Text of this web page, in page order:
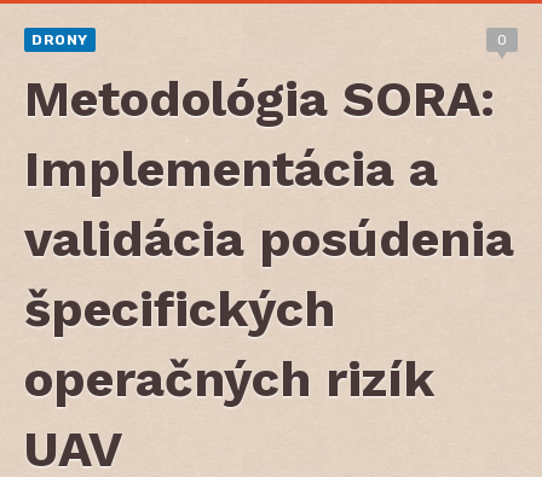
DRONY 0
Metodológia SORA:
Implementácia a
validácia posúdenia
špecifických
operačných rizík
UAV